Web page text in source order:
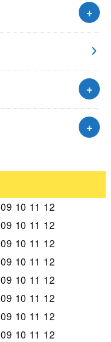
09 10 11 12
09 10 11 12
09 10 11 12
09 10 11 12
09 10 11 12
09 10 11 12
09 10 11 12
09 10 11 12